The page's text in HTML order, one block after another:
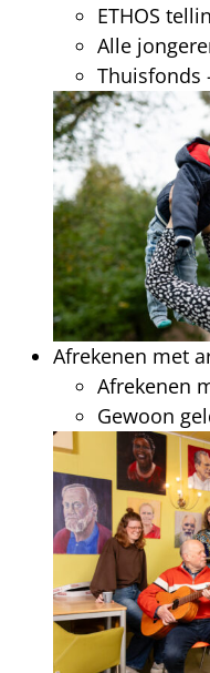
ETHOS
Alle
Thuisfonds
Afrekenen met
Afrekenen
Gewoon